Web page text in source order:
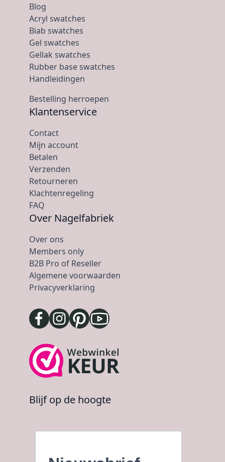
Blog
Acryl swatches
Biab swatches
Gel swatches
Gellak swatches
Rubber base swatches
Handleidingen
Bestelling herroepen
Klantenservice
Contact
Mijn account
Betalen
Verzenden
Retourneren
Klachtenregeling
FAQ
Over Nagelfabriek
Over ons
Members only
B2B Pro of Reseller
Algemene voorwaarden
Privacyverklaring
Blijf op de hoogte